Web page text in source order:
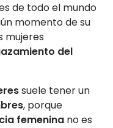
de todo el mundo
momento de su
mujeres
del
suele tener un
, porque
femenina no es